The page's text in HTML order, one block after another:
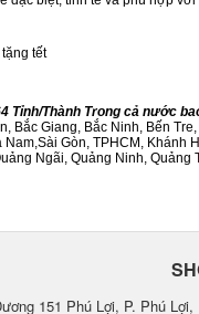
tết
Tỉnh/Thành Trong cả nước
Bắc Giang, Bắc Ninh, Bến
Gòn, TPHCM,
Ngãi, Quảng Ninh,
151 Phú Lợi, P. Phú Lợi,